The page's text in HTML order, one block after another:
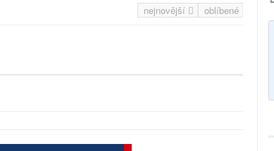
nejnovější oblíbené